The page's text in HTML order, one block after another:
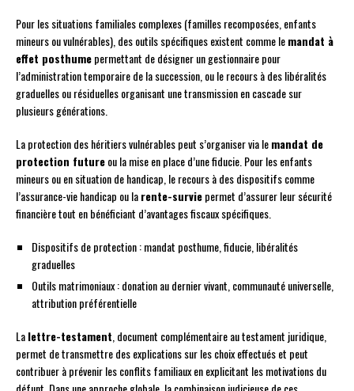
Pour les situations familiales complexes (familles recomposées, enfants
mineurs ou vulnérables), des outils spécifiques existent comme lemandat à
effet posthumepermettant de désigner un gestionnaire pour
l’administration temporaire de la succession, ou le recours à des libéralités
graduelles ou résiduelles organisant une transmission en cascade sur
plusieurs générations.
La protection des héritiers vulnérables peut s’organiser via lemandat de
protection futureou la mise en place d’une fiducie. Pour les enfants
mineurs ou en situation de handicap, le recours à des dispositifs comme
l’assurance-vie handicap ou larente-surviepermet d’assurer leur sécurité
financière tout en bénéficiant d’avantages fiscaux spécifiques.
Dispositifs de protection : mandat posthume, fiducie, libéralités
graduelles
Outils matrimoniaux : donation au dernier vivant, communauté universelle,
attribution préférentielle
Lalettre-testament, document complémentaire au testament juridique,
permet de transmettre des explications sur les choix effectués et peut
contribuer à prévenir les conflits familiaux en explicitant les motivations du